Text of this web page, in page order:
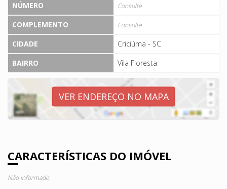
NÚMERO Consulte
COMPLEMENTO Consulte
CIDADE
Criciúma - SC
BAIRRO
Vila Floresta
VER ENDEREÇO NO MAPA
CARACTERÍSTICAS DO IMÓVEL
Não Informado